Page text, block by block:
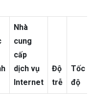
Nhà
cung
cấp
dịch vụ
Internet
Độ
trễ
Tốc
độ